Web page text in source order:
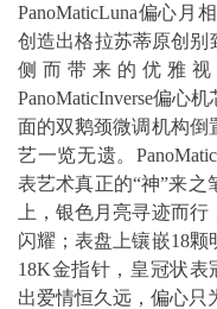
PanoMaticLuna偏心月
创造出格拉苏蒂原创别
侧而带来的优雅
PanoMaticInverse偏心
面的双鹅颈微调机构倒
艺一览无遗。
表艺术真正的“神”来之
上，银色月亮寻迹而
闪耀；表盘上镶嵌18
18K金指针，皇冠状表
出爱情恒久远，偏心只